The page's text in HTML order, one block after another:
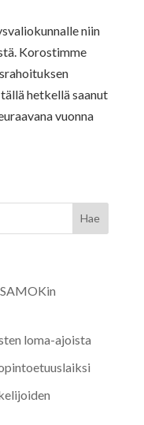
niin
Korostimme
hetkellä saanut
vuonna
loma-ajoista